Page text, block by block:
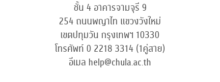
ชั้น 4 อาคารจามจุรี 9
254 ถนนพญาไท แขวงวังใหม่
เขตปทุมวัน กรุงเทพฯ 10330
โทรศัพท์ 0 2218 3314 (1คู่สาย)
อีเมล help@chula.ac.th